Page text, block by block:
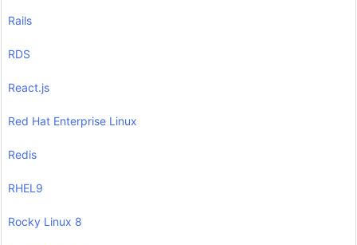
Rails
RDS
React.js
Red Hat Enterprise Linux
Redis
RHEL9
Rocky Linux 8